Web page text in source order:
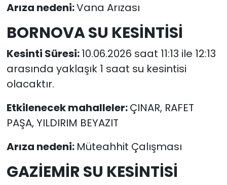
Arıza nedeni:Vana Arızası
BORNOVA SU KESİNTİSİ
Kesinti Süresi:10.06.2026 saat 11:13 ile 12:13
arasında yaklaşık 1 saat su kesintisi
olacaktır.
Etkilenecek mahalleler:ÇINAR, RAFET
PAŞA, YILDIRIM BEYAZIT
Arıza nedeni: Müteahhit Çalışması
GAZİEMİR SU KESİNTİSİ